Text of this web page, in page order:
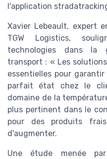
l'application
Xavier Lebeault, expert
TGW Logistics,
technologies dans la
transport : « Les
essentielles pour
parfait état chez le
domaine de la
plus pertinent dans le
pour des produits
d'augmenter.
Une étude menée